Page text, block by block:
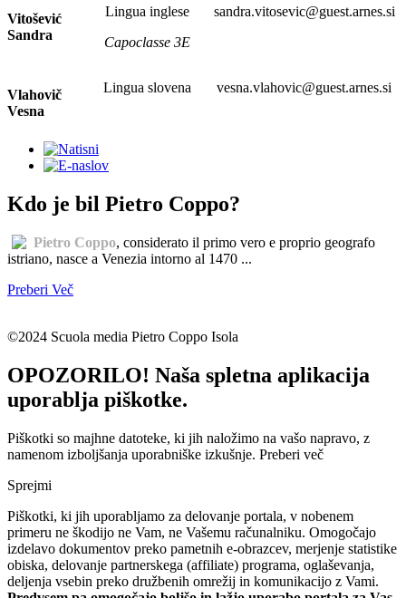
Vitošević
Sandra
Lingua inglese
Capoclasse 3E
sandra.vitosevic@guest.arnes.si
Vlahovič
Vesna
Lingua slovena vesna.vlahovic@guest.arnes.si
Kdo je bil Pietro Coppo?
Pietro Coppo, considerato il primo vero e proprio geografo
istriano, nasce a Venezia intorno al 1470 ...
Preberi Več
©2024 Scuola media Pietro Coppo Isola
OPOZORILO! Naša spletna aplikacija
uporablja piškotke.
Piškotki so majhne datoteke, ki jih naložimo na vašo napravo, z
namenom izboljšanja uporabniške izkušnje. Preberi več
Sprejmi
Piškotki, ki jih uporabljamo za delovanje portala, v nobenem
primeru ne škodijo ne Vam, ne Vašemu računalniku. Omogočajo
izdelavo dokumentov preko pametnih e-obrazcev, merjenje statistike
obiska, delovanje partnerskega (affiliate) programa, oglaševanja,
deljenja vsebin preko družbenih omrežij in komunikacijo z Vami.